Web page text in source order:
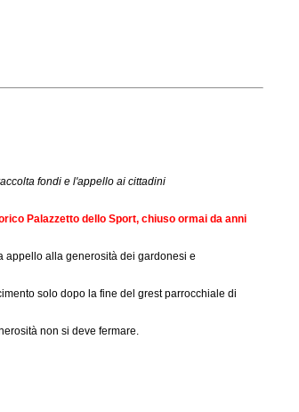
fondi e l'appello ai cittadini
Palazzetto dello Sport, chiuso ormai da anni
appello alla generosità dei gardonesi e
solo dopo la fine del grest parrocchiale di
non si deve fermare.